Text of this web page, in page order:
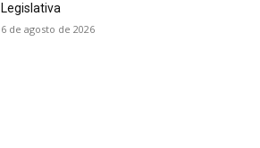
Legislativa
6 de agosto de 2026